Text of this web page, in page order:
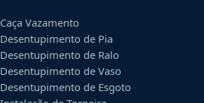
Caça Vazamento
Desentupimento de Pia
Desentupimento de Ralo
Desentupimento de Vaso
Desentupimento de Esgoto